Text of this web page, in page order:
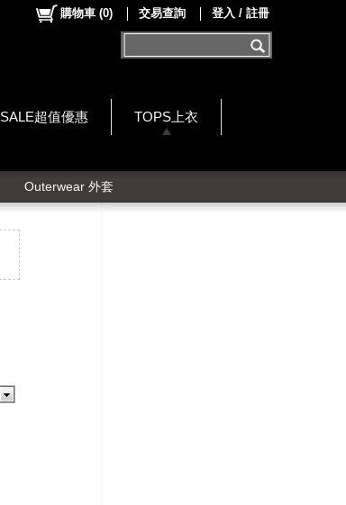
SALE超值優惠 TOPS上衣
購物車 (0) 交易查詢 登入 / 註冊
Outerwear 外套